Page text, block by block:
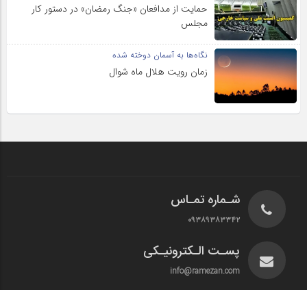
حمایت از مدافعان «جنگ رمضان» در دستور کار
مجلس
نگاه‌ها به آسمان دوخته شده
زمان رویت هلال ماه شوال
شـماره تمـاس
۰۹۳۸۹۳۸۳۳۴۲
پسـت الـکترونیـکی
info@ramezan.com